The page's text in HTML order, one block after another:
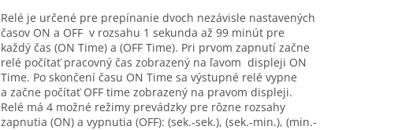
Relé je určené pre prepínanie dvoch nezávisle nastavených
časov ON a OFF v rozsahu 1 sekunda až 99 minút pre
každý čas (ON Time) a (OFF Time). Pri prvom zapnutí začne
relé počítať pracovný čas zobrazený na ľavom displeji ON
Time. Po skončení času ON Time sa výstupné relé vypne
a začne počítať OFF time zobrazený na pravom displeji.
Relé má 4 možné režimy prevádzky pre rôzne rozsahy
zapnutia (ON) a vypnutia (OFF): (sek.-sek.), (sek.-min.), (min.-